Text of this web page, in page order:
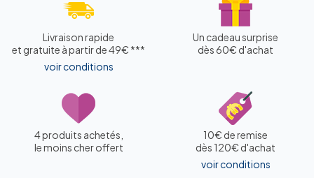
Livraison rapide
et gratuite à partir de 49€ ***
voir conditions
Un cadeau surprise
dès 60€ d'achat
4 produits achetés,
le moins cher offert
10€ de remise
dès 120€ d'achat
voir conditions